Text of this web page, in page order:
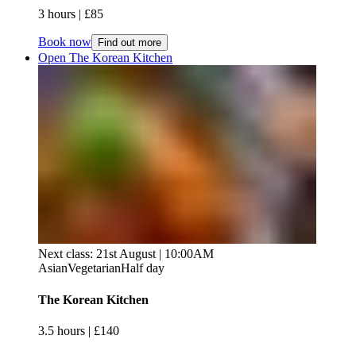
3 hours​​​​‌ ‍ ​‍​‍‌‍ ‌ ​‍‌‍‍‌‌‍‌ ‌‍‍‌‌‍ ‍​‍​‍​ ‍‍​‍​‍‌ ​ ‌‍​‌‌‍ ‍‌‍‍‌‌ ‌​‌ ‍‌​‍ ‍‌‍‍‌‌‍ ​‍​‍​‍ ​​‍​‍‌‍‍​‌ ​‍‌‍‌‌‌‍‌‍​‍​‍​ ‍‍​‍​‍‌‍‍​‌ ‌​‌ ‌​‌ ​​‌ ​ ​ ‍‍​‍ ​‍ ‌‍ ​​‍ ‌‌‍​‌‌‍ ‍‌‍‌​​‍ ‌‌ ​‍​‍ ‌‌‍‍​‌‍ ‌ ‌​‌‍‌‌‌‍ ​‌ ​ ​‍ ‌‌ ​ ‌ ‌​‌ ‌‌‌‍‌​‌‍‍‌‌‍ ​‍ ‍‌ ‌‍‌‍‌‌‌ ​‍‌‍​ ‌‍‌‌‌‍ ​​‍ ‍‌‍​‌‌ ​​‌ ​​​‍ ‌‍‍‌‌‍ ‍‌ ‌​‌‍‌‌‌‍ ‍‌ ‌​​‍ ‌‍‌‌‌‍‌​‌‍‍‌‌ ‌​​‍ ‌‍ ‌‌‍ ‌‍‌​‌‍‌‌​ ‌‌ ​​‌ ​‍‌‍‌‌‌ ​ ‌‍‌‌‌‍ ‍‌ ‌​‌‍​‌‌ ‌​‌‍‍‌‌‍ ‌‍ ‍​ ‍ ‌‍‍‌‌‍‌​​ ‌​ ‍‌​ ​ ​ ‍​​ ​‌​ ‌‍‌‍​‌‌‍‌​‌‍​ ​‍ ‌​ ‍‌​ ‍‌‌‍‌​​ ‍​​‍ ‌​ ‌​​ ​‌​ ‍‌​ ​‌​‍ ‌​ ‍​​ ‌‌‌‍‌‌​ ​​​‍ ‌​ ​‌​ ‍​​ ‍‌​ ‌‌‌‍‌​‌‍‌‌​ ‍​‌‍‌‌​ ​​​ ‌‍​ ‍​​ ​​​ ‍ ‌ ‌​‌ ‍‌‌ ​​‌‍‌‌​ ‌‌‍‍​‌‍ ‌ ‌​‌‍‌‌‌‍ ​‌​​ ‌‍ ​‌‍​‌‌ ​ ‌ ​ ​ ‍ ‌ ​​‌‍​‌‌ ‌​‌‍‍​​ ‌‌ ‌​‌‍‍‌‌‍ ‌‌‍‌‌​ ‌‍​‍‌‍​‌‌ ​ ‌‍‌‌‌‌‌‌‌ ​‍‌‍ ​​ ‌‌‍‍​‌ ‌​‌ ‌​‌ ​​‌ ​ ​‍‌‌​ ​ ‌​​‌​‍‌‌​ ​‍‌​‌‍​‍‌‌​ ​‍‌​‌‍‌‍ ​​‍ ‌‌‍​‌‌‍ ‍‌‍‌​​‍ ‌‌ ​‍​‍ ‌‌‍‍​‌‍ ‌ ‌​‌‍‌‌‌‍ ​‌ ​ ​‍ ‌‌ ​ ‌ ‌​‌ ‌‌‌‍‌​‌‍‍‌‌‍ ​‍ ‍‌ ‌‍‌‍‌‌‌ ​‍‌‍​ ‌‍‌‌‌‍ ​​‍ ‍‌‍​‌‌ ​​‌ ​​​‍‌‍‌‍‍‌‌‍‌​​ ‌​ ‍‌​ ​ ​ ‍​​ ​‌​ ‌‍‌‍​‌‌‍‌​‌‍​ ​‍ ‌​ ‍‌​ ‍‌‌‍‌​​ ‍​​‍ ‌​ ‌​​ ​‌​ ‍‌​ ​‌​‍ ‌​ ‍​​ ‌‌‌‍‌‌​ ​​​‍ ‌​ ​‌​ ‍​​ ‍‌​ ‌‌‌‍‌​‌‍‌‌​ ‍​‌‍‌‌​ ​​​ ‌‍​ ‍​​ ​​​‍‌‍‌ ‌​‌ ‍‌‌ ​​‌‍‌‌​ ‌‌‍‍​‌‍ ‌ ‌​‌‍‌‌‌‍ ​‌​​ ‌‍ ​‌‍​‌‌ ​ ‌ ​ ​‍‌‍‌ ​​‌‍​‌‌ ‌​‌‍‍​​ ‌‌ ‌​‌‍‍‌‌‍ ‌‌‍‌‌​‍‌‍‌ ​​‌‍‌‌‌ ​‍‌ ​ ‌ ​​‌‍‌‌‌‍​ ‌ ‌​‌‍‍‌‌ ‌‍‌‍‌‌​ ‌‌ ​​‌ ‌‌‌‍​‍‌‍ ​‌‍‍‌‌ ​ ‌‍‍​‌‍‌‌‌‍‌​​‍​‍‌ ‌ | £85​​​​‌ ‍ ​‍​‍‌‍ ‌ ​‍‌‍‍‌‌‍‌ ‌‍‍‌‌‍ ‍​‍​‍​ ‍‍​‍​‍‌ ​ ‌‍​‌‌‍ ‍‌‍‍‌‌ ‌​‌ ‍‌​‍ ‍‌‍‍‌‌‍ ​‍​‍​‍ ​​‍​‍‌‍‍​‌ ​‍‌‍‌‌‌‍‌‍​‍​‍​ ‍‍​‍​‍‌‍‍​‌ ‌​‌ ‌​‌ ​​‌ ​ ​ ‍‍​‍ ​‍ ‌‍ ​​‍ ‌‌‍​‌‌‍ ‍‌‍‌​​‍ ‌‌ ​‍​‍ ‌‌‍‍​‌‍ ‌ ‌​‌‍‌‌‌‍ ​‌ ​ ​‍ ‌‌ ​ ‌ ‌​‌ ‌‌‌‍‌​‌‍‍‌‌‍ ​‍ ‍‌ ‌‍‌‍‌‌‌ ​‍‌‍​ ‌‍‌‌‌‍ ​​‍ ‍‌‍​‌‌ ​​‌ ​​​‍ ‌‍‍‌‌‍ ‍‌ ‌​‌‍‌‌‌‍ ‍‌ ‌​​‍ ‌‍‌‌‌‍‌​‌‍‍‌‌ ‌​​‍ ‌‍ ‌‌‍ ‌‍‌​‌‍‌‌​ ‌‌ ​​‌ ​‍‌‍‌‌‌ ​ ‌‍‌‌‌‍ ‍‌ ‌​‌‍​‌‌ ‌​‌‍‍‌‌‍ ‌‍ ‍​ ‍ ‌‍‍‌‌‍‌​​ ‌​ ‍‌​ ​ ​ ‍​​ ​‌​ ‌‍‌‍​‌‌‍‌​‌‍​ ​‍ ‌​ ‍‌​ ‍‌‌‍‌​​ ‍​​‍ ‌​ ‌​​ ​‌​ ‍‌​ ​‌​‍ ‌​ ‍​​ ‌‌‌‍‌‌​ ​​​‍ ‌​ ​‌​ ‍​​ ‍‌​ ‌‌‌‍‌​‌‍‌‌​ ‍​‌‍‌‌​ ​​​ ‌‍​ ‍​​ ​​​ ‍ ‌ ‌​‌ ‍‌‌ ​​‌‍‌‌​ ‌‌‍‍​‌‍ ‌ ‌​‌‍‌‌‌‍ ​‌​​ ‌‍ ​‌‍​‌‌ ​ ‌ ​ ​ ‍ ‌ ​​‌‍​‌‌ ‌​‌‍‍​​ ‌‌ ​​‌ ​‍‌‍‍‌‌‍​ ‌‍‌‌​ ‌‍​‍‌‍​‌‌ ​ ‌‍‌‌‌‌‌‌‌ ​‍‌‍ ​​ ‌‌‍‍​‌ ‌​‌ ‌​‌ ​​‌ ​ ​‍‌‌​ ​ ‌​​‌​‍‌‌​ ​‍‌​‌‍​‍‌‌​ ​‍‌​‌‍‌‍ ​​‍ ‌‌‍​‌‌‍ ‍‌‍‌​​‍ ‌‌ ​‍​‍ ‌‌‍‍​‌‍ ‌ ‌​‌‍‌‌‌‍ ​‌ ​ ​‍ ‌‌ ​ ‌ ‌​‌ ‌‌‌‍‌​‌‍‍‌‌‍ ​‍ ‍‌ ‌‍‌‍‌‌‌ ​‍‌‍​ ‌‍‌‌‌‍ ​​‍ ‍‌‍​‌‌ ​​‌ ​​​‍‌‍‌‍‍‌‌‍‌​​ ‌​ ‍‌​ ​ ​ ‍​​ ​‌​ ‌‍‌‍​‌‌‍‌​‌‍​ ​‍ ‌​ ‍‌​ ‍‌‌‍‌​​ ‍​​‍ ‌​ ‌​​ ​‌​ ‍‌​ ​‌​‍ ‌​ ‍​​ ‌‌‌‍‌‌​ ​​​‍ ‌​ ​‌​ ‍​​ ‍‌​ ‌‌‌‍‌​‌‍‌‌​ ‍​‌‍‌‌​ ​​​ ‌‍​ ‍​​ ​​​‍‌‍‌ ‌​‌ ‍‌‌ ​​‌‍‌‌​ ‌‌‍‍​‌‍ ‌ ‌​‌‍‌‌‌‍ ​‌​​ ‌‍ ​‌‍​‌‌ ​ ‌ ​ ​‍‌‍‌ ​​‌‍​‌‌ ‌​‌‍‍​​ ‌‌ ​​‌ ​‍‌‍‍‌‌‍​ ‌‍‌‌​‍‌‍‌ ​​‌‍‌‌‌ ​‍‌ ​ ‌ ​​‌‍‌‌‌‍​ ‌ ‌​‌‍‍‌‌ ‌‍‌‍‌‌​ ‌‌ ​​‌ ‌‌‌‍​‍‌‍ ​‌‍‍‌‌ ​ ‌‍‍​‌‍‌‌‌‍‌​​‍​‍‌ ‌
Book now Find out more
Open The Korean Kitchen​​​​‌ ‍ ​‍​‍‌‍ ‌ ​‍‌‍‍‌‌‍‌ ‌‍‍‌‌‍ ‍​‍​‍​ ‍‍​‍​‍‌ ​ ‌‍​‌‌‍ ‍‌‍‍‌‌ ‌​‌ ‍‌​‍ ‍‌‍‍‌‌‍ ​‍​‍​‍ ​​‍​‍‌‍‍​‌ ​‍‌‍‌‌‌‍‌‍​‍​‍​ ‍‍​‍​‍‌‍‍​‌ ‌​‌ ‌​‌ ​​‌ ​ ​ ‍‍​‍ ​‍ ‌‍ ​​‍ ‌‌‍​‌‌‍ ‍‌‍‌​​‍ ‌‌ ​‍​‍ ‌‌‍‍​‌‍ ‌ ‌​‌‍‌‌‌‍ ​‌ ​ ​‍ ‌‌ ​ ‌ ‌​‌ ‌‌‌‍‌​‌‍‍‌‌‍ ​‍ ‍‌ ‌‍‌‍‌‌‌ ​‍‌‍​ ‌‍‌‌‌‍ ​​‍ ‍‌‍​‌‌ ​​‌ ​​​‍ ‌‍‍‌‌‍ ‍‌ ‌​‌‍‌‌‌‍ ‍‌ ‌​​‍ ‌‍‌‌‌‍‌​‌‍‍‌‌ ‌​​‍ ‌‍ ‌‌‍ ‌‍‌​‌‍‌‌​ ‌‌ ​​‌ ​‍‌‍‌‌‌ ​ ‌‍‌‌‌‍ ‍‌ ‌​‌‍​‌‌ ‌​‌‍‍‌‌‍ ‌‍ ‍​ ‍ ‌‍‍‌‌‍‌​​ ‌​ ‍​​ ​​​ ​ ‌‍‌‌​ ​‌​ ‌​‌‍‌​‌‍​ ​‍ ‌​ ‌‌‌‍‌​​ ‍​‌‍​‌​‍ ‌​ ‌​‌‍‌​‌‍‌​​ ‌‌​‍ ‌​ ‍‌​ ‌‍​ ‌​​ ‌‌​‍ ‌​ ‌​​ ‌ ​ ‌‌‌‍​ ‌‍​‍‌‍​‍​ ‌‌​ ‌‍​ ‍​​ ​‍​ ‍‌‌‍​‌​ ‍ ‌ ‌​‌ ‍‌‌ ​​‌‍‌‌​ ‌‌‍‍​‌‍ ‌ ‌​‌‍‌‌‌‍ ​‌​​ ‌‍ ​‌‍​‌‌ ​ ‌ ​ ​ ‍ ‌ ​​‌‍​‌‌ ‌​‌‍‍​​ ‌‌ ‌​‌‍‍‌‌ ‌​‌‍ ​‌‍‌‌​ ‌‍​‍‌‍​‌‌ ​ ‌‍‌‌‌‌‌‌‌ ​‍‌‍ ​​ ‌‌‍‍​‌ ‌​‌ ‌​‌ ​​‌ ​ ​‍‌‌​ ​ ‌​​‌​‍‌‌​ ​‍‌​‌‍​‍‌‌​ ​‍‌​‌‍‌‍ ​​‍ ‌‌‍​‌‌‍ ‍‌‍‌​​‍ ‌‌ ​‍​‍ ‌‌‍‍​‌‍ ‌ ‌​‌‍‌‌‌‍ ​‌ ​ ​‍ ‌‌ ​ ‌ ‌​‌ ‌‌‌‍‌​‌‍‍‌‌‍ ​‍ ‍‌ ‌‍‌‍‌‌‌ ​‍‌‍​ ‌‍‌‌‌‍ ​​‍ ‍‌‍​‌‌ ​​‌ ​​​‍‌‍‌‍‍‌‌‍‌​​ ‌​ ‍​​ ​​​ ​ ‌‍‌‌​ ​‌​ ‌​‌‍‌​‌‍​ ​‍ ‌​ ‌‌‌‍‌​​ ‍​‌‍​‌​‍ ‌​ ‌​‌‍‌​‌‍‌​​ ‌‌​‍ ‌​ ‍‌​ ‌‍​ ‌​​ ‌‌​‍ ‌​ ‌​​ ‌ ​ ‌‌‌‍​ ‌‍​‍‌‍​‍​ ‌‌​ ‌‍​ ‍​​ ​‍​ ‍‌‌‍​‌​‍‌‍‌ ‌​‌ ‍‌‌ ​​‌‍‌‌​ ‌‌‍‍​‌‍ ‌ ‌​‌‍‌‌‌‍ ​‌​​ ‌‍ ​‌‍​‌‌ ​ ‌ ​ ​‍‌‍‌ ​​‌‍​‌‌ ‌​‌‍‍​​ ‌‌ ‌​‌‍‍‌‌ ‌​‌‍ ​‌‍‌‌​‍‌‍‌ ​​‌‍‌‌‌ ​‍‌ ​ ‌ ​​‌‍‌‌‌‍​ ‌ ‌​‌‍‍‌‌ ‌‍‌‍‌‌​ ‌‌ ​​‌ ‌‌‌‍​‍‌‍ ​‌‍‍‌‌ ​ ‌‍‍​‌‍‌‌‌‍‌​​‍​‍‌ ‌
Next class: 21st August | 10:00AM
AsianVegetarianHalf day
The Korean Kitchen​​​​‌ ‍ ​‍​‍‌‍ ‌ ​‍‌‍‍‌‌‍‌ ‌‍‍‌‌‍ ‍​‍​‍​ ‍‍​‍​‍‌ ​ ‌‍​‌‌‍ ‍‌‍‍‌‌ ‌​‌ ‍‌​‍ ‍‌‍‍‌‌‍ ​‍​‍​‍ ​​‍​‍‌‍‍​‌ ​‍‌‍‌‌‌‍‌‍​‍​‍​ ‍‍​‍​‍‌‍‍​‌ ‌​‌ ‌​‌ ​​‌ ​ ​ ‍‍​‍ ​‍ ‌‍ ​​‍ ‌‌‍​‌‌‍ ‍‌‍‌​​‍ ‌‌ ​‍​‍ ‌‌‍‍​‌‍ ‌ ‌​‌‍‌‌‌‍ ​‌ ​ ​‍ ‌‌ ​ ‌ ‌​‌ ‌‌‌‍‌​‌‍‍‌‌‍ ​‍ ‍‌ ‌‍‌‍‌‌‌ ​‍‌‍​ ‌‍‌‌‌‍ ​​‍ ‍‌‍​‌‌ ​​‌ ​​​‍ ‌‍‍‌‌‍ ‍‌ ‌​‌‍‌‌‌‍ ‍‌ ‌​​‍ ‌‍‌‌‌‍‌​‌‍‍‌‌ ‌​​‍ ‌‍ ‌‌‍ ‌‍‌​‌‍‌‌​ ‌‌ ​​‌ ​‍‌‍‌‌‌ ​ ‌‍‌‌‌‍ ‍‌ ‌​‌‍​‌‌ ‌​‌‍‍‌‌‍ ‌‍ ‍​ ‍ ‌‍‍‌‌‍‌​​ ‌​ ‍​​ ​​​ ​ ‌‍‌‌​ ​‌​ ‌​‌‍‌​‌‍​ ​‍ ‌​ ‌‌‌‍‌​​ ‍​‌‍​‌​‍ ‌​ ‌​‌‍‌​‌‍‌​​ ‌‌​‍ ‌​ ‍‌​ ‌‍​ ‌​​ ‌‌​‍ ‌​ ‌​​ ‌ ​ ‌‌‌‍​ ‌‍​‍‌‍​‍​ ‌‌​ ‌‍​ ‍​​ ​‍​ ‍‌‌‍​‌​ ‍ ‌ ‌​‌ ‍‌‌ ​​‌‍‌‌​ ‌‌‍‍​‌‍ ‌ ‌​‌‍‌‌‌‍ ​‌​​ ‌‍ ​‌‍​‌‌ ​ ‌ ​ ​ ‍ ‌ ​​‌‍​‌‌ ‌​‌‍‍​​ ‌‌ ‌​‌‍‍‌‌ ‌​‌‍ ​‌‍‌‌​ ‌‍​‍‌‍​‌‌ ​ ‌‍‌‌‌‌‌‌‌ ​‍‌‍ ​​ ‌‌‍‍​‌ ‌​‌ ‌​‌ ​​‌ ​ ​‍‌‌​ ​ ‌​​‌​‍‌‌​ ​‍‌​‌‍​‍‌‌​ ​‍‌​‌‍‌‍ ​​‍ ‌‌‍​‌‌‍ ‍‌‍‌​​‍ ‌‌ ​‍​‍ ‌‌‍‍​‌‍ ‌ ‌​‌‍‌‌‌‍ ​‌ ​ ​‍ ‌‌ ​ ‌ ‌​‌ ‌‌‌‍‌​‌‍‍‌‌‍ ​‍ ‍‌ ‌‍‌‍‌‌‌ ​‍‌‍​ ‌‍‌‌‌‍ ​​‍ ‍‌‍​‌‌ ​​‌ ​​​‍‌‍‌‍‍‌‌‍‌​​ ‌​ ‍​​ ​​​ ​ ‌‍‌‌​ ​‌​ ‌​‌‍‌​‌‍​ ​‍ ‌​ ‌‌‌‍‌​​ ‍​‌‍​‌​‍ ‌​ ‌​‌‍‌​‌‍‌​​ ‌‌​‍ ‌​ ‍‌​ ‌‍​ ‌​​ ‌‌​‍ ‌​ ‌​​ ‌ ​ ‌‌‌‍​ ‌‍​‍‌‍​‍​ ‌‌​ ‌‍​ ‍​​ ​‍​ ‍‌‌‍​‌​‍‌‍‌ ‌​‌ ‍‌‌ ​​‌‍‌‌​ ‌‌‍‍​‌‍ ‌ ‌​‌‍‌‌‌‍ ​‌​​ ‌‍ ​‌‍​‌‌ ​ ‌ ​ ​‍‌‍‌ ​​‌‍​‌‌ ‌​‌‍‍​​ ‌‌ ‌​‌‍‍‌‌ ‌​‌‍ ​‌‍‌‌​‍‌‍‌ ​​‌‍‌‌‌ ​‍‌ ​ ‌ ​​‌‍‌‌‌‍​ ‌ ‌​‌‍‍‌‌ ‌‍‌‍‌‌​ ‌‌ ​​‌ ‌‌‌‍​‍‌‍ ​‌‍‍‌‌ ​ ‌‍‍​‌‍‌‌‌‍‌​​‍​‍‌ ‌
3.5 hours​​​​‌ ‍ ​‍​‍‌‍ ‌ ​‍‌‍‍‌‌‍‌ ‌‍‍‌‌‍ ‍​‍​‍​ ‍‍​‍​‍‌ ​ ‌‍​‌‌‍ ‍‌‍‍‌‌ ‌​‌ ‍‌​‍ ‍‌‍‍‌‌‍ ​‍​‍​‍ ​​‍​‍‌‍‍​‌ ​‍‌‍‌‌‌‍‌‍​‍​‍​ ‍‍​‍​‍‌‍‍​‌ ‌​‌ ‌​‌ ​​‌ ​ ​ ‍‍​‍ ​‍ ‌‍ ​​‍ ‌‌‍​‌‌‍ ‍‌‍‌​​‍ ‌‌ ​‍​‍ ‌‌‍‍​‌‍ ‌ ‌​‌‍‌‌‌‍ ​‌ ​ ​‍ ‌‌ ​ ‌ ‌​‌ ‌‌‌‍‌​‌‍‍‌‌‍ ​‍ ‍‌ ‌‍‌‍‌‌‌ ​‍‌‍​ ‌‍‌‌‌‍ ​​‍ ‍‌‍​‌‌ ​​‌ ​​​‍ ‌‍‍‌‌‍ ‍‌ ‌​‌‍‌‌‌‍ ‍‌ ‌​​‍ ‌‍‌‌‌‍‌​‌‍‍‌‌ ‌​​‍ ‌‍ ‌‌‍ ‌‍‌​‌‍‌‌​ ‌‌ ​​‌ ​‍‌‍‌‌‌ ​ ‌‍‌‌‌‍ ‍‌ ‌​‌‍​‌‌ ‌​‌‍‍‌‌‍ ‌‍ ‍​ ‍ ‌‍‍‌‌‍‌​​ ‌​ ‍​​ ​​​ ​ ‌‍‌‌​ ​‌​ ‌​‌‍‌​‌‍​ ​‍ ‌​ ‌‌‌‍‌​​ ‍​‌‍​‌​‍ ‌​ ‌​‌‍‌​‌‍‌​​ ‌‌​‍ ‌​ ‍‌​ ‌‍​ ‌​​ ‌‌​‍ ‌​ ‌​​ ‌ ​ ‌‌‌‍​ ‌‍​‍‌‍​‍​ ‌‌​ ‌‍​ ‍​​ ​‍​ ‍‌‌‍​‌​ ‍ ‌ ‌​‌ ‍‌‌ ​​‌‍‌‌​ ‌‌‍‍​‌‍ ‌ ‌​‌‍‌‌‌‍ ​‌​​ ‌‍ ​‌‍​‌‌ ​ ‌ ​ ​ ‍ ‌ ​​‌‍​‌‌ ‌​‌‍‍​​ ‌‌ ‌​‌‍‍‌‌‍ ‌‌‍‌‌​ ‌‍​‍‌‍​‌‌ ​ ‌‍‌‌‌‌‌‌‌ ​‍‌‍ ​​ ‌‌‍‍​‌ ‌​‌ ‌​‌ ​​‌ ​ ​‍‌‌​ ​ ‌​​‌​‍‌‌​ ​‍‌​‌‍​‍‌‌​ ​‍‌​‌‍‌‍ ​​‍ ‌‌‍​‌‌‍ ‍‌‍‌​​‍ ‌‌ ​‍​‍ ‌‌‍‍​‌‍ ‌ ‌​‌‍‌‌‌‍ ​‌ ​ ​‍ ‌‌ ​ ‌ ‌​‌ ‌‌‌‍‌​‌‍‍‌‌‍ ​‍ ‍‌ ‌‍‌‍‌‌‌ ​‍‌‍​ ‌‍‌‌‌‍ ​​‍ ‍‌‍​‌‌ ​​‌ ​​​‍‌‍‌‍‍‌‌‍‌​​ ‌​ ‍​​ ​​​ ​ ‌‍‌‌​ ​‌​ ‌​‌‍‌​‌‍​ ​‍ ‌​ ‌‌‌‍‌​​ ‍​‌‍​‌​‍ ‌​ ‌​‌‍‌​‌‍‌​​ ‌‌​‍ ‌​ ‍‌​ ‌‍​ ‌​​ ‌‌​‍ ‌​ ‌​​ ‌ ​ ‌‌‌‍​ ‌‍​‍‌‍​‍​ ‌‌​ ‌‍​ ‍​​ ​‍​ ‍‌‌‍​‌​‍‌‍‌ ‌​‌ ‍‌‌ ​​‌‍‌‌​ ‌‌‍‍​‌‍ ‌ ‌​‌‍‌‌‌‍ ​‌​​ ‌‍ ​‌‍​‌‌ ​ ‌ ​ ​‍‌‍‌ ​​‌‍​‌‌ ‌​‌‍‍​​ ‌‌ ‌​‌‍‍‌‌‍ ‌‌‍‌‌​‍‌‍‌ ​​‌‍‌‌‌ ​‍‌ ​ ‌ ​​‌‍‌‌‌‍​ ‌ ‌​‌‍‍‌‌ ‌‍‌‍‌‌​ ‌‌ ​​‌ ‌‌‌‍​‍‌‍ ​‌‍‍‌‌ ​ ‌‍‍​‌‍‌‌‌‍‌​​‍​‍‌ ‌ | £140​​​​‌ ‍ ​‍​‍‌‍ ‌ ​‍‌‍‍‌‌‍‌ ‌‍‍‌‌‍ ‍​‍​‍​ ‍‍​‍​‍‌ ​ ‌‍​‌‌‍ ‍‌‍‍‌‌ ‌​‌ ‍‌​‍ ‍‌‍‍‌‌‍ ​‍​‍​‍ ​​‍​‍‌‍‍​‌ ​‍‌‍‌‌‌‍‌‍​‍​‍​ ‍‍​‍​‍‌‍‍​‌ ‌​‌ ‌​‌ ​​‌ ​ ​ ‍‍​‍ ​‍ ‌‍ ​​‍ ‌‌‍​‌‌‍ ‍‌‍‌​​‍ ‌‌ ​‍​‍ ‌‌‍‍​‌‍ ‌ ‌​‌‍‌‌‌‍ ​‌ ​ ​‍ ‌‌ ​ ‌ ‌​‌ ‌‌‌‍‌​‌‍‍‌‌‍ ​‍ ‍‌ ‌‍‌‍‌‌‌ ​‍‌‍​ ‌‍‌‌‌‍ ​​‍ ‍‌‍​‌‌ ​​‌ ​​​‍ ‌‍‍‌‌‍ ‍‌ ‌​‌‍‌‌‌‍ ‍‌ ‌​​‍ ‌‍‌‌‌‍‌​‌‍‍‌‌ ‌​​‍ ‌‍ ‌‌‍ ‌‍‌​‌‍‌‌​ ‌‌ ​​‌ ​‍‌‍‌‌‌ ​ ‌‍‌‌‌‍ ‍‌ ‌​‌‍​‌‌ ‌​‌‍‍‌‌‍ ‌‍ ‍​ ‍ ‌‍‍‌‌‍‌​​ ‌​ ‍​​ ​​​ ​ ‌‍‌‌​ ​‌​ ‌​‌‍‌​‌‍​ ​‍ ‌​ ‌‌‌‍‌​​ ‍​‌‍​‌​‍ ‌​ ‌​‌‍‌​‌‍‌​​ ‌‌​‍ ‌​ ‍‌​ ‌‍​ ‌​​ ‌‌​‍ ‌​ ‌​​ ‌ ​ ‌‌‌‍​ ‌‍​‍‌‍​‍​ ‌‌​ ‌‍​ ‍​​ ​‍​ ‍‌‌‍​‌​ ‍ ‌ ‌​‌ ‍‌‌ ​​‌‍‌‌​ ‌‌‍‍​‌‍ ‌ ‌​‌‍‌‌‌‍ ​‌​​ ‌‍ ​‌‍​‌‌ ​ ‌ ​ ​ ‍ ‌ ​​‌‍​‌‌ ‌​‌‍‍​​ ‌‌ ​​‌ ​‍‌‍‍‌‌‍​ ‌‍‌‌​ ‌‍​‍‌‍​‌‌ ​ ‌‍‌‌‌‌‌‌‌ ​‍‌‍ ​​ ‌‌‍‍​‌ ‌​‌ ‌​‌ ​​‌ ​ ​‍‌‌​ ​ ‌​​‌​‍‌‌​ ​‍‌​‌‍​‍‌‌​ ​‍‌​‌‍‌‍ ​​‍ ‌‌‍​‌‌‍ ‍‌‍‌​​‍ ‌‌ ​‍​‍ ‌‌‍‍​‌‍ ‌ ‌​‌‍‌‌‌‍ ​‌ ​ ​‍ ‌‌ ​ ‌ ‌​‌ ‌‌‌‍‌​‌‍‍‌‌‍ ​‍ ‍‌ ‌‍‌‍‌‌‌ ​‍‌‍​ ‌‍‌‌‌‍ ​​‍ ‍‌‍​‌‌ ​​‌ ​​​‍‌‍‌‍‍‌‌‍‌​​ ‌​ ‍​​ ​​​ ​ ‌‍‌‌​ ​‌​ ‌​‌‍‌​‌‍​ ​‍ ‌​ ‌‌‌‍‌​​ ‍​‌‍​‌​‍ ‌​ ‌​‌‍‌​‌‍‌​​ ‌‌​‍ ‌​ ‍‌​ ‌‍​ ‌​​ ‌‌​‍ ‌​ ‌​​ ‌ ​ ‌‌‌‍​ ‌‍​‍‌‍​‍​ ‌‌​ ‌‍​ ‍​​ ​‍​ ‍‌‌‍​‌​‍‌‍‌ ‌​‌ ‍‌‌ ​​‌‍‌‌​ ‌‌‍‍​‌‍ ‌ ‌​‌‍‌‌‌‍ ​‌​​ ‌‍ ​‌‍​‌‌ ​ ‌ ​ ​‍‌‍‌ ​​‌‍​‌‌ ‌​‌‍‍​​ ‌‌ ​​‌ ​‍‌‍‍‌‌‍​ ‌‍‌‌​‍‌‍‌ ​​‌‍‌‌‌ ​‍‌ ​ ‌ ​​‌‍‌‌‌‍​ ‌ ‌​‌‍‍‌‌ ‌‍‌‍‌‌​ ‌‌ ​​‌ ‌‌‌‍​‍‌‍ ​‌‍‍‌‌ ​ ‌‍‍​‌‍‌‌‌‍‌​​‍​‍‌ ‌